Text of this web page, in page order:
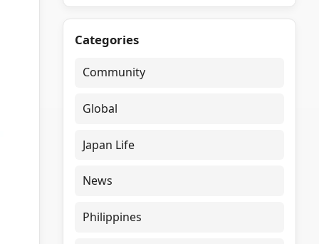
Categories
Community
Global
Japan Life
News
Philippines